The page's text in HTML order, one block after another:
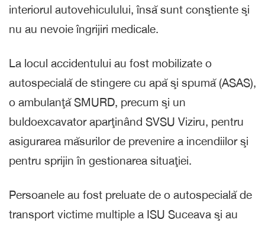
interiorul autovehiculului, însă sunt conştiente şi
nu au nevoie îngrijiri medicale.
La locul accidentului au fost mobilizate o
autospecială de stingere cu apă şi spumă (ASAS),
o ambulanţă SMURD, precum şi un
buldoexcavator aparţinând SVSU Viziru, pentru
asigurarea măsurilor de prevenire a incendiilor şi
pentru sprijin în gestionarea situaţiei.
Persoanele au fost preluate de o autospecială de
transport victime multiple a ISU Suceava şi au